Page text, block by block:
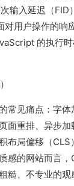
输入延迟（FID
对用户操作的响
的执行
常见痛点：字
面重排、异步
布局偏移（
感的网站而言
糙、不专业的观